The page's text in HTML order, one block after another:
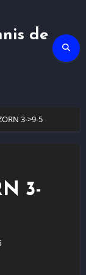
de
3->9-5
3-